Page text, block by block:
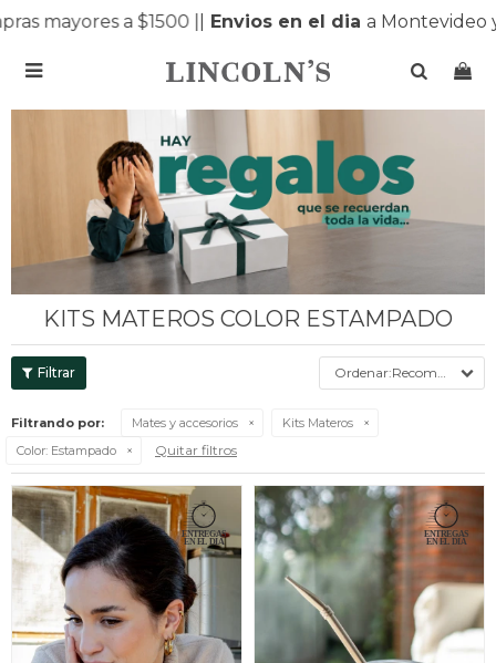
mayores a $1500 ||Envios en el diaa Montevideo y

KITS MATEROS COLOR ESTAMPADO
Recomendados
Filtrando por: Mates y accesorios
Kits Materos
Color: Estampado Quitar filtros